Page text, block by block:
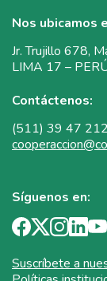
Nos ubicamos
Jr. Trujillo 678,
LIMA 17 –
Contáctenos:
(511) 39 47
Síguenos en:
Suscríbete a